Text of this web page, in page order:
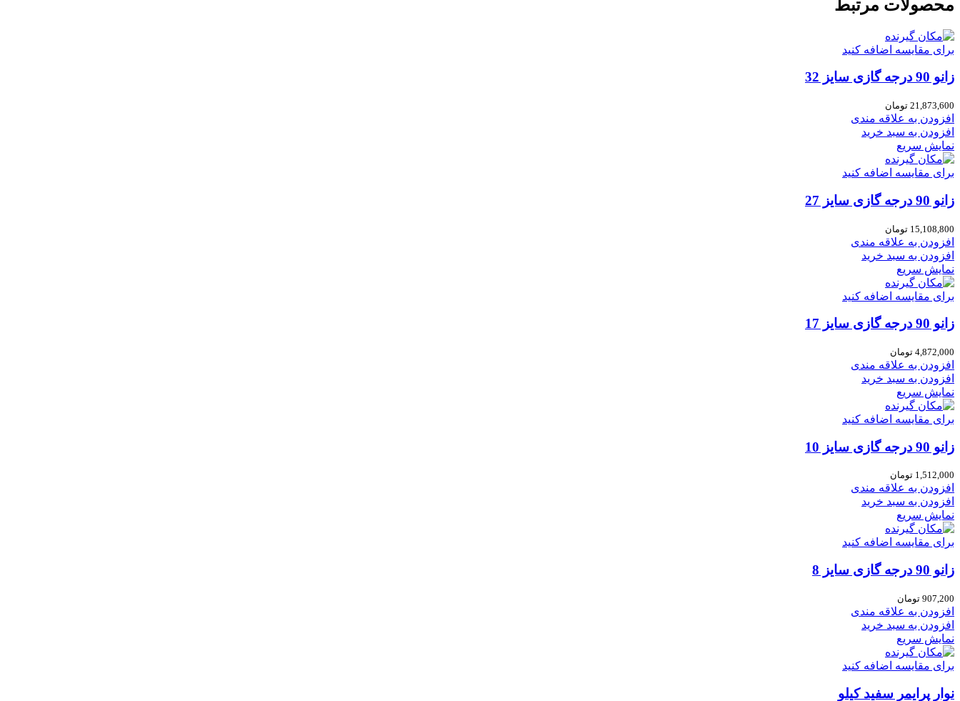
محصولات مرتبط
برای مقایسه اضافه کنید
زانو 90 درجه گازی سایز 32
21,873,600 تومان
افزودن به علاقه مندی
افزودن به سبد خرید
نمایش سریع
برای مقایسه اضافه کنید
زانو 90 درجه گازی سایز 27
15,108,800 تومان
افزودن به علاقه مندی
افزودن به سبد خرید
نمایش سریع
برای مقایسه اضافه کنید
زانو 90 درجه گازی سایز 17
4,872,000 تومان
افزودن به علاقه مندی
افزودن به سبد خرید
نمایش سریع
برای مقایسه اضافه کنید
زانو 90 درجه گازی سایز 10
1,512,000 تومان
افزودن به علاقه مندی
افزودن به سبد خرید
نمایش سریع
برای مقایسه اضافه کنید
زانو 90 درجه گازی سایز 8
907,200 تومان
افزودن به علاقه مندی
افزودن به سبد خرید
نمایش سریع
برای مقایسه اضافه کنید
نوار پرایمر سفید کیلو